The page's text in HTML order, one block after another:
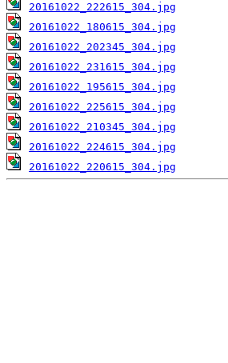
20161022_222615_304.jpg
20161022_180615_304.jpg
20161022_202345_304.jpg
20161022_231615_304.jpg
20161022_195615_304.jpg
20161022_225615_304.jpg
20161022_210345_304.jpg
20161022_224615_304.jpg
20161022_220615_304.jpg